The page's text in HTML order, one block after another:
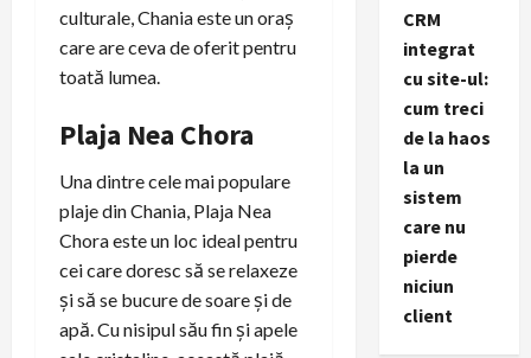
culturale, Chania este un oraș
care are ceva de oferit pentru
toată lumea.
Plaja Nea Chora
Una dintre cele mai populare
plaje din Chania, Plaja Nea
Chora este un loc ideal pentru
cei care doresc să se relaxeze
și să se bucure de soare și de
apă. Cu nisipul său fin și apele
CRM
integrat
cu site-ul:
cum treci
de la haos
la un
sistem
care nu
pierde
niciun
client